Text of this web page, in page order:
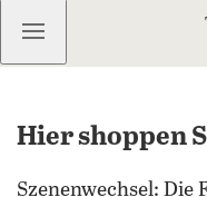
Kostenlos
Hier shoppen
Szenenwechsel: Die